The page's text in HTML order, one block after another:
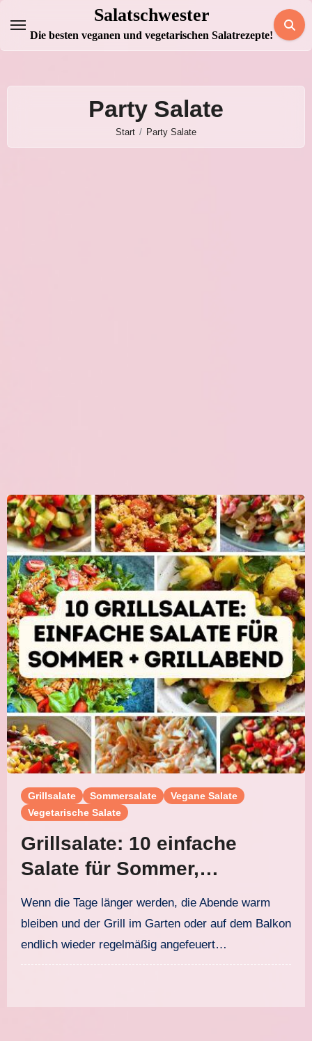
Inhalt
springen
Salatschwester
Die besten veganen und vegetarischen Salatrezepte!
Party Salate
Start Party Salate
Grillsalate Sommersalate
Vegane Salate
Vegetarische Salate
Grillsalate: 10 einfache
Salate für Sommer,
Grillabend und Buffet
Wenn die Tage länger werden, die Abende warm
bleiben und der Grill im Garten oder auf dem Balkon
endlich wieder regelmäßig angefeuert…